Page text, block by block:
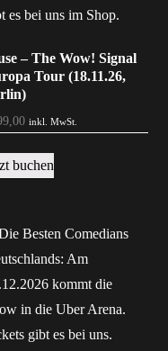
– The Wow! Signal
Tour (18.11.26,
inkl. MwSt.
buchen